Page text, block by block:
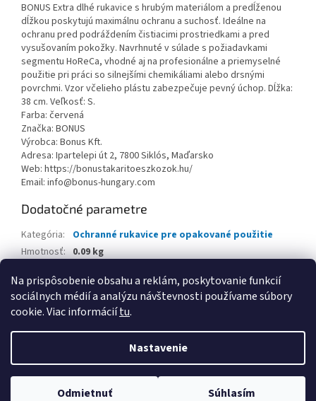
Na prispôsobenie obsahu a reklám, poskytovanie funkcií
sociálnych médií a analýzu návštevnosti používame súbory
cookie. Viac informáciítu.
Nastavenie
Odmietnuť Súhlasím
BONUS Extra dlhé rukavice s hrubým materiálom a predĺženou
dĺžkou poskytujú maximálnu ochranu a suchosť. Ideálne na
ochranu pred podráždením čistiacimi prostriedkami a pred
vysušovaním pokožky. Navrhnuté v súlade s požiadavkami
segmentu HoReCa, vhodné aj na profesionálne a priemyselné
použitie pri práci so silnejšími chemikáliami alebo drsnými
povrchmi. Vzor včelieho plástu zabezpečuje pevný úchop. Dĺžka:
38 cm. Veľkosť: S.
Farba: červená
Značka: BONUS
Výrobca: Bonus Kft.
Adresa: Ipartelepi út 2, 7800 Siklós, Maďarsko
Web: https://bonustakaritoeszkozok.hu/
Email: info@bonus-hungary.com
Dodatočné parametre
Kategória:
Ochranné rukavice pre opakované použitie
Hmotnosť: 0.09 kg
Copyright 2026www.kancpapier.sk. Všetky práva vyhradené.
Upraviť nastavenie cookies